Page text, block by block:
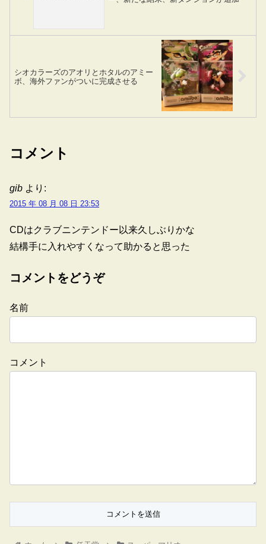
シオカラーズのアオリとホタルのアミー
ボ、海外ファンがついに完成させる
コメント
gib より:
2015 年 08 月 08 日 23:53
CDはクラブニンテンドー以来久しぶりかな
結構手に入れやすくなって助かると思った
コメントをどうぞ
名前
コメント